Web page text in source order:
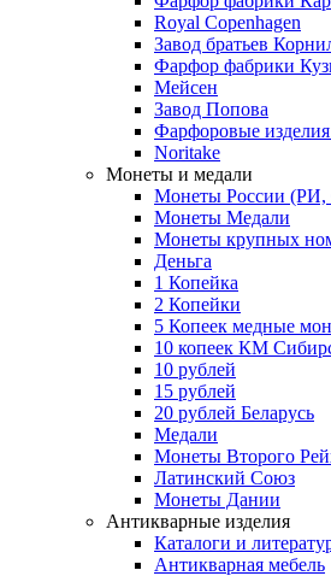
Royal Copenhagen
Завод братьев
Фарфор фабрики
Мейсен
Завод Попова
Фарфоровые изделия
Noritake
Монеты и медали
Монеты России
Монеты Медали
Монеты крупных
Деньга
1 Копейка
2 Копейки
5 Копеек медные
10 копеек КМ
10 рублей
15 рублей
20 рублей Беларусь
Медали
Монеты Второго
Латинский Союз
Монеты Дании
Антикварные изделия
Каталоги и
Антикварная мебель